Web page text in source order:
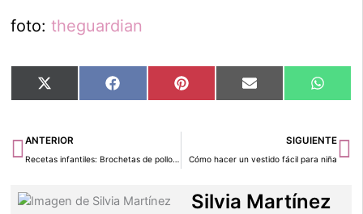
foto:theguardian
Compartir
en
X
(Twitter)
Compartir
en
Facebook Compartir
en
Pinterest Compartir
en
Email
en
Ant
ANTERIOR
Recetas infantiles: Brochetas de pollo y salsa de yogur
SIGUIENTE
Cómo hacer un vestido fácil para niña
Silvia Martínez